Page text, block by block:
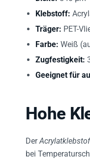
Klebstoff:
Träger: PET-
Farbe: Weiß
Zugfestigkeit:
Geeignet für
Hohe
Der
bei